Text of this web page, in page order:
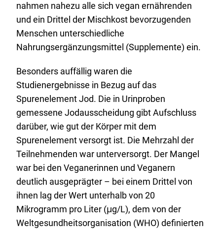
nahmen nahezu alle sich vegan ernährenden
und ein Drittel der Mischkost bevorzugenden
Menschen unterschiedliche
Nahrungsergänzungsmittel (Supplemente) ein.
Besonders auffällig waren die
Studienergebnisse in Bezug auf das
Spurenelement Jod. Die in Urinproben
gemessene Jodausscheidung gibt Aufschluss
darüber, wie gut der Körper mit dem
Spurenelement versorgt ist. Die Mehrzahl der
Teilnehmenden war unterversorgt. Der Mangel
war bei den Veganerinnen und Veganern
deutlich ausgeprägter – bei einem Drittel von
ihnen lag der Wert unterhalb von 20
Mikrogramm pro Liter (μg/L), dem von der
Weltgesundheitsorganisation (WHO) definierten